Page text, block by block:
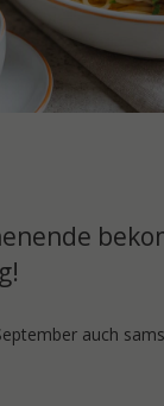
auch